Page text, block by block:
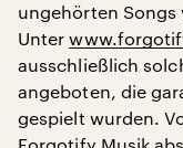
ungehörten Songs
Unter
ausschließlich
angeboten, die
gespielt wurden.